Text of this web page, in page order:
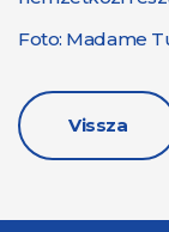
Foto: Madame
Vissza